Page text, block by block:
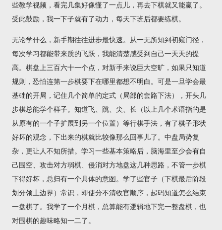
些教学视频，看完几集好像懂了一点儿，再去下棋就又能赢了。
受此鼓励，我一下子就有了动力，每天下班后都要练棋。
无论学什么，新手期往往进步最快速。从一无所知到初窥门径，
每次学习都能带来质的飞跃，我能清楚感受到自己一天天的提
高。棋盘上三百六十一个点，对新手来说巨大空旷，如果只知道
规则，恐怕连第一步棋要下在哪里都想不明白。可是一旦学会最
基础的开局，记住几个简单的定式（局部的套路下法），开头几
步棋总能学个样子。知道飞、跳、尖、长（以上几个术语指的是
从原有的一个子扩展到另一个位置）等行棋手法，有了棋子形状
好坏的观念，下出来的棋就比较像那么回事儿了。中盘局势复
杂，更让人不知所措。学习一些基本策略后，脑海里至少会有自
己围空、攻击对方弱棋、侵消对方地盘这几种思路，不管一步棋
下得好坏，总归有一个具体的意图。学了些官子（下棋最后阶段
划分领土边界）常识，即使分不清收官顺序，起码知道怎么结束
一盘棋了。我学了一个月棋，总算能有逻辑地下完一整盘棋，也
对围棋的趣味略知一二了。